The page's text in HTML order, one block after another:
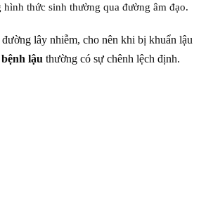
thức sinh thường qua đường âm đạo.
lây nhiễm, cho nên khi bị khuẩn lậu
lậu thường có sự chênh lệch định.